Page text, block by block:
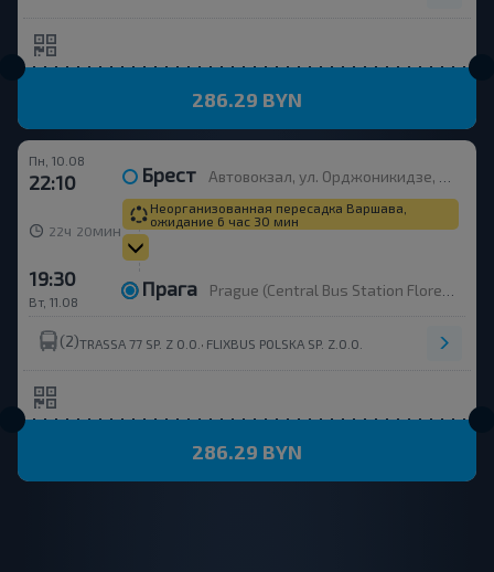
286.29 BYN
Пн, 10.08
22:10 Брест Автовокзал, ул. Орджоникидзе, 12, платформа 10
22ч 20 мин
Неорганизованная пересадка Варшава,
ожидание 6 час 30 мин
Вт, 11.08
19:30 Прага Prague (Central Bus Station Florenc)
(2)TRASSA 77 SP. Z O.O. FLIXBUS POLSKA SP. Z.O.O.
286.29 BYN